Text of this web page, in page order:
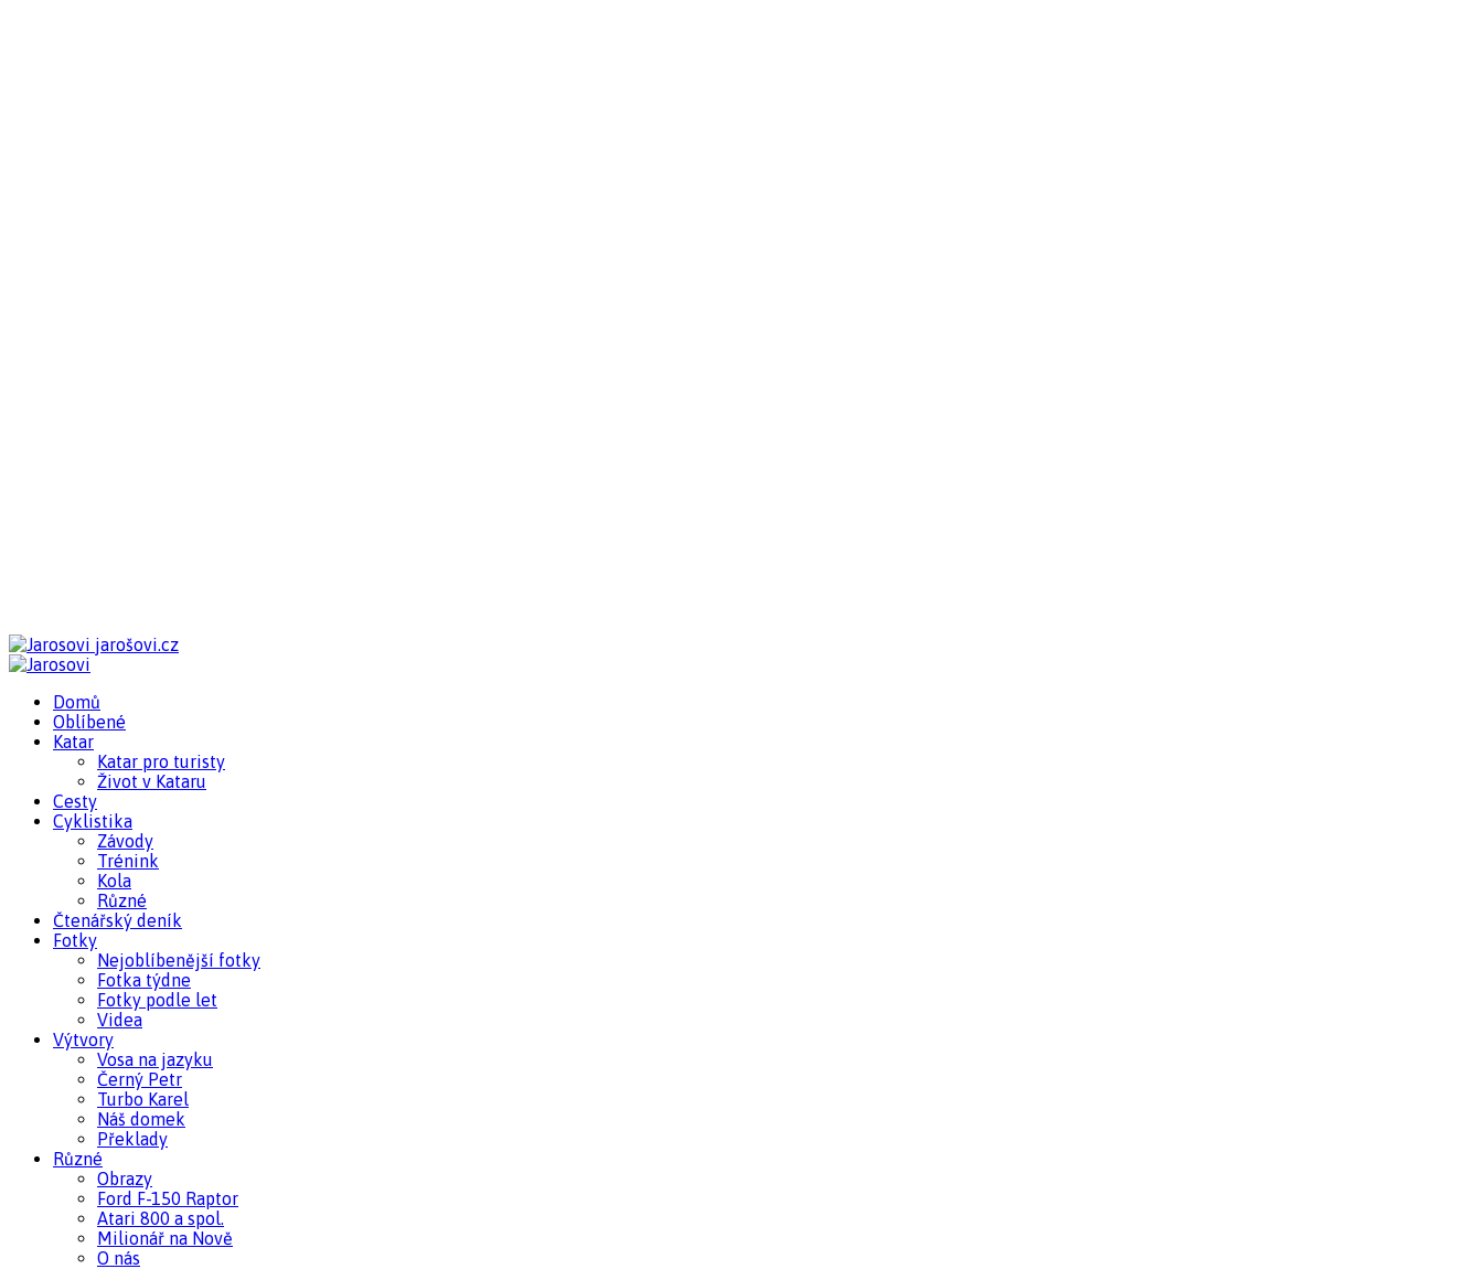
jarošovi.cz
Domů
Oblíbené
Katar
Katar pro turisty
Život v Kataru
Cesty
Cyklistika
Závody
Trénink
Kola
Různé
Čtenářský deník
Fotky
Nejoblíbenější fotky
Fotka týdne
Fotky podle let
Videa
Výtvory
Vosa na jazyku
Černý Petr
Turbo Karel
Náš domek
Překlady
Různé
Obrazy
Ford F-150 Raptor
Atari 800 a spol.
Milionář na Nově
O nás